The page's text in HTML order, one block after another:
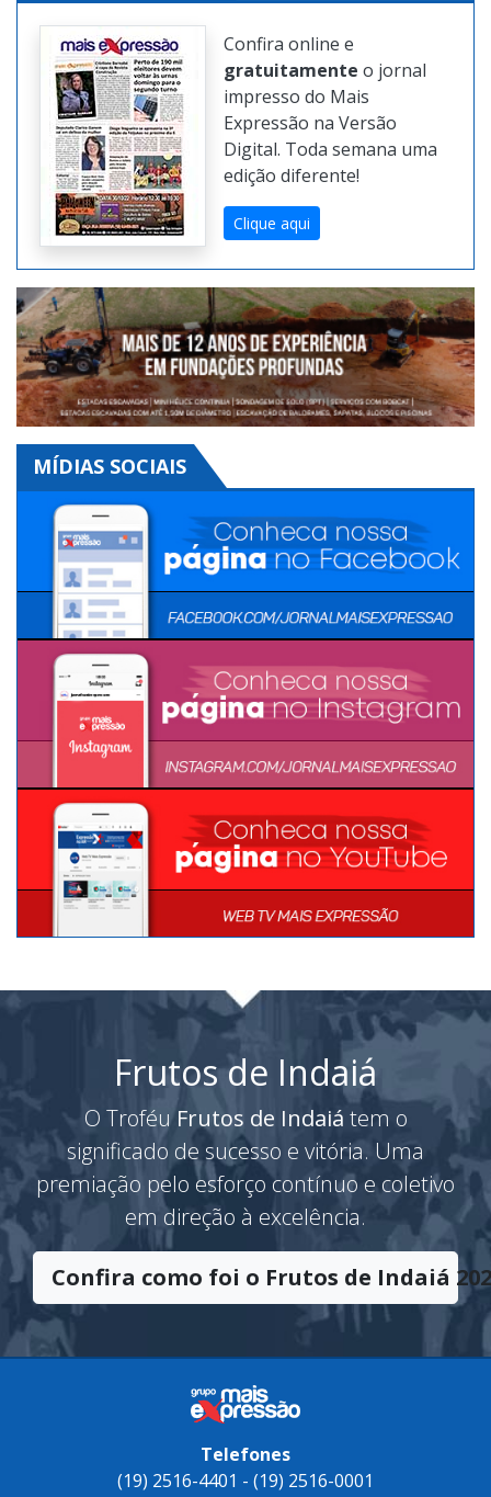
Confira online e
gratuitamenteo jornal
impresso do Mais
Expressão na Versão
Digital. Toda semana uma
edição diferente!
MÍDIAS SOCIAIS
Frutos de Indaiá
O TroféuFrutos de Indaiátem o
significado de sucesso e vitória. Uma
premiação pelo esforço contínuo e coletivo
em direção à excelência.
Confira como foi o Frutos de Indaiá